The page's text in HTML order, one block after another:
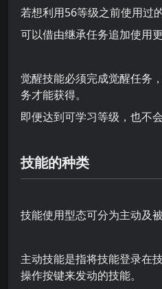
若想利用56等级之前使用过
可以借由继承任务追加使用
觉醒技能必须完成觉醒任务
务才能获得。
即便达到可学习等级，也不
技能的种类
技能使用型态可分为主动及
主动技能是指将技能登录在
操作按键来发动的技能。